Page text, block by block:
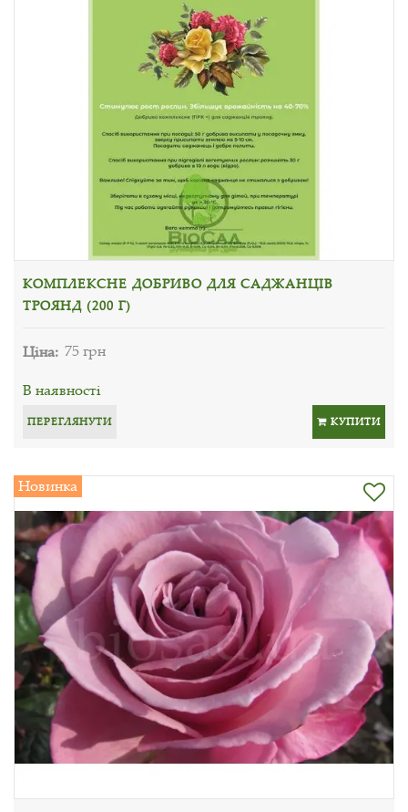
КОМПЛЕКСНЕ ДОБРИВО ДЛЯ САДЖАНЦІВ
ТРОЯНД (200 Г)
Ціна: 75 грн
В наявності
ПЕРЕГЛЯНУТИ КУПИТИ
Новинка